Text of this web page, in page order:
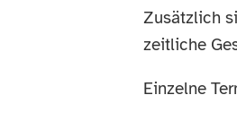
Zusätzlich
zeitliche
Einzelne